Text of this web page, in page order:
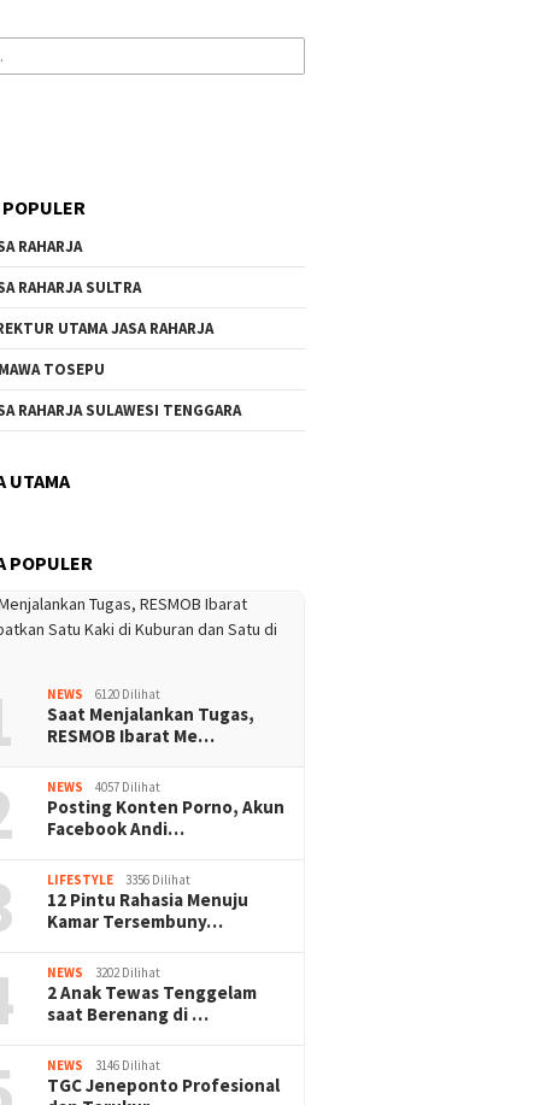
RAHARJA
RAHARJA SULTRA
UTAMA JASA RAHARJA
TOSEPU
RAHARJA SULAWESI TENGGARA
UTAMA
POPULER
NEWS 6120 Dilihat
Saat Menjalankan Tugas,
RESMOB Ibarat Me…
NEWS 4057 Dilihat
Posting Konten Porno, Akun
Facebook Andi…
LIFESTYLE 3356 Dilihat
12 Pintu Rahasia Menuju
Kamar Tersembuny…
NEWS 3202 Dilihat
2 Anak Tewas Tenggelam
saat Berenang di …
NEWS 3146 Dilihat
TGC Jeneponto Profesional